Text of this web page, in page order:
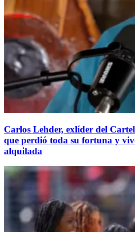
Carlos Lehder, exlíder del
que perdió toda su fortuna y
alquilada